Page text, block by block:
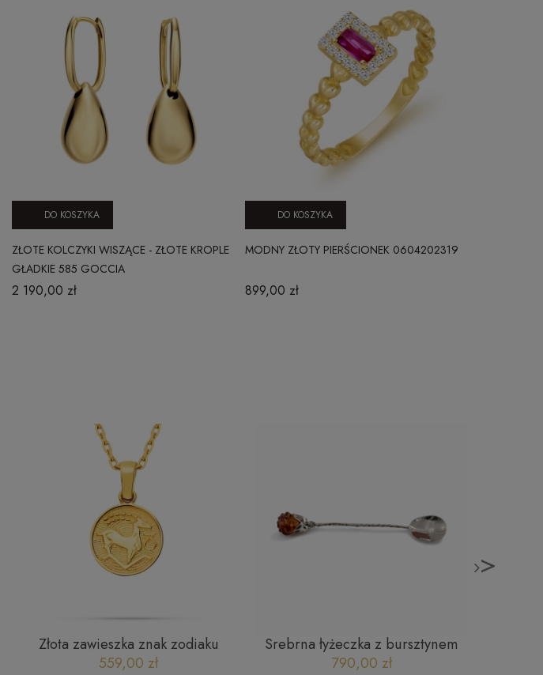
ZŁOTE KOLCZYKI WISZĄCE - ZŁOTE KROPLE
GŁADKIE 585 GOCCIA
2 190,00 zł
DO KOSZYKA
MODNY ZŁOTY PIERŚCIONEK 0604202319
899,00 zł
DO KOSZYKA
Złota zawieszka znak zodiaku
Koziorożec
559,00 zł
Srebrna łyżeczka z bursztynem
790,00 zł
>